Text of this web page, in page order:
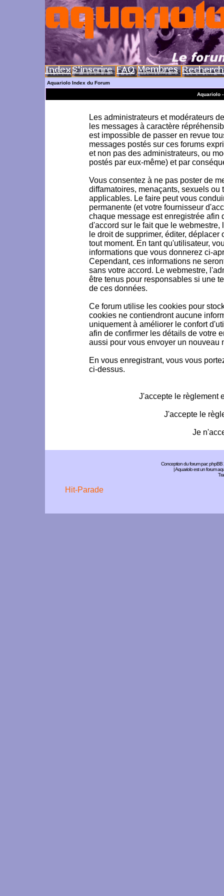
Aquariolo Index du Forum
Aquariolo
Les administrateurs et modérateurs
les messages à caractère
est impossible de passer en revue
messages postés sur ces forums
et non pas des administrateurs, ou
postés par eux-même) et par
Vous consentez à ne pas poster de
diffamatoires, menaçants, sexuels
applicables. Le faire peut vous
permanente (et votre fournisseur
chaque message est enregistrée afin
d'accord sur le fait que le
le droit de supprimer, éditer,
tout moment. En tant qu'utilisateur,
informations que vous donnerez ci-
Cependant, ces informations ne
sans votre accord. Le webmestre,
être tenus pour responsables si une
de ces données.
Ce forum utilise les cookies pour
cookies ne contiendront aucune
uniquement à améliorer le confort
afin de confirmer les détails de votre
aussi pour vous envoyer un nouveau
En vous enregistrant, vous vous
ci-dessus.
J'accepte le règlement
J'accepte le
Je
Conception du forum par:phpBB
| Aquariolo est un forum